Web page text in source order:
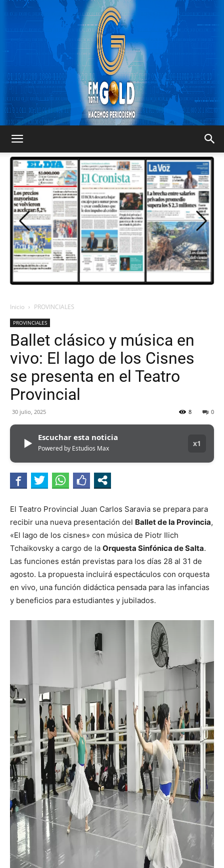
GOLD
ORAN
107.1
Inicio PROVINCIALES
PROVINCIALES
Ballet clásico y música en
vivo: El lago de los Cisnes
se presenta en el Teatro
Provincial
30 julio, 2025 0
8
▶ Escuchar esta noticia
Powered by Estudios Max
x1
El Teatro Provincial Juan Carlos Saravia se prepara para
recibir una nueva presentación del Ballet de la Provincia,
«El lago de los cisnes» con música de Piotr Ilich
Tchaikovsky a cargo de la Orquesta Sinfónica de Salta.
Las funciones están previstas para los días 28 al 31 de
agosto. La propuesta incluirá espectáculos con orquesta
en vivo, una función didáctica pensada para las infancias
y beneficios para estudiantes y jubilados.